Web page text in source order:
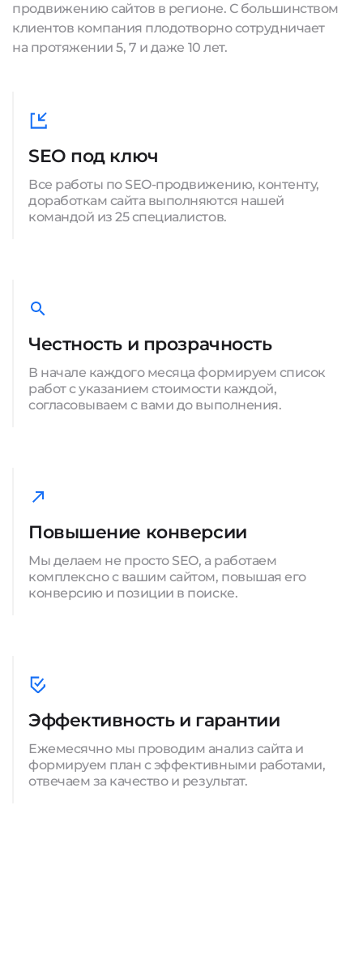
продвижению сайтов в регионе. С большинством
клиентов компания плодотворно сотрудничает
на протяжении 5, 7 и даже 10 лет.
SEO под ключ
Все работы по SEO-продвижению, контенту,
доработкам сайта выполняются нашей
командой из 25 специалистов.
Честность и прозрачность
В начале каждого месяца формируем список
работ с указанием стоимости каждой,
согласовываем с вами до выполнения.
Повышение конверсии
Мы делаем не просто SEO, а работаем
комплексно с вашим сайтом, повышая его
конверсию и позиции в поиске.
Эффективность и гарантии
Ежемесячно мы проводим анализ сайта и
формируем план с эффективными работами,
отвечаем за качество и результат.